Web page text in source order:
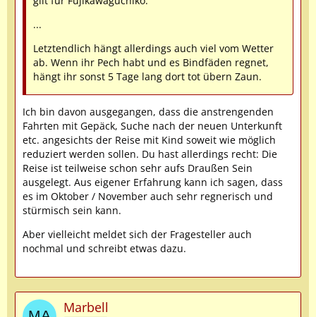
...
Letztendlich hängt allerdings auch viel vom Wetter
ab. Wenn ihr Pech habt und es Bindfäden regnet,
hängt ihr sonst 5 Tage lang dort tot übern Zaun.
Ich bin davon ausgegangen, dass die anstrengenden
Fahrten mit Gepäck, Suche nach der neuen Unterkunft
etc. angesichts der Reise mit Kind soweit wie möglich
reduziert werden sollen. Du hast allerdings recht: Die
Reise ist teilweise schon sehr aufs Draußen Sein
ausgelegt. Aus eigener Erfahrung kann ich sagen, dass
es im Oktober / November auch sehr regnerisch und
stürmisch sein kann.
Aber vielleicht meldet sich der Fragesteller auch
nochmal und schreibt etwas dazu.
Marbell